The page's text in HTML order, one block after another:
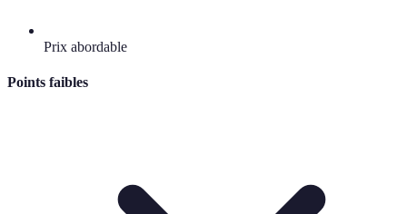
Prix abordable
Points faibles